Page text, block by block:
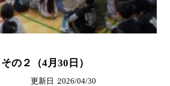
の２（4月30日）
更新日 2026/04/30